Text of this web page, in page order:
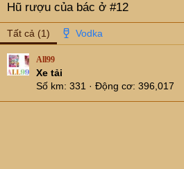
Hũ rượu của bác ở #12
Tất cả (1)
All99
Xe tải
Số km 331 Động cơ 396,017